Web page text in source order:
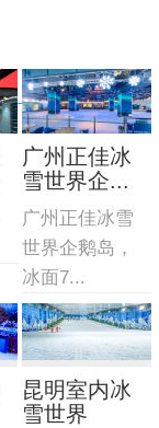
广州正佳冰
雪世界企...
广州正佳冰雪
世界企鹅岛，
冰面7...
昆明室内冰
雪世界